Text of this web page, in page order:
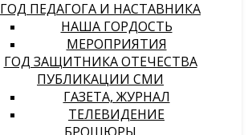
ГОД ПЕДАГОГА И НАСТАВНИКА
НАША ГОРДОСТЬ
МЕРОПРИЯТИЯ
ГОД ЗАЩИТНИКА ОТЕЧЕСТВА
ПУБЛИКАЦИИ СМИ
ГАЗЕТА, ЖУРНАЛ
ТЕЛЕВИДЕНИЕ